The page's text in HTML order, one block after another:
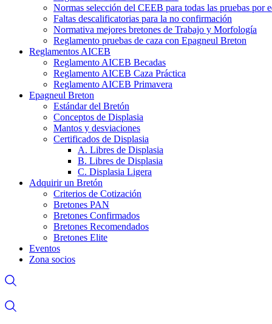
Normas selección del CEEB para todas las pruebas por
Faltas descalificatorias para la no confirmación
Normativa mejores bretones de Trabajo y Morfología
Reglamento pruebas de caza con Epagneul Breton
Reglamentos AICEB
Reglamento AICEB Becadas
Reglamento AICEB Caza Práctica
Reglamento AICEB Primavera
Epagneul Breton
Estándar del Bretón
Conceptos de Displasia
Mantos y desviaciones
Certificados de Displasia
A. Libres de Displasia
B. Libres de Displasia
C. Displasia Ligera
Adquirir un Bretón
Criterios de Cotización
Bretones PAN
Bretones Confirmados
Bretones Recomendados
Bretones Elite
Eventos
Zona socios